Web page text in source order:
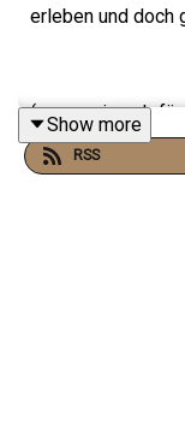
erleben und doch
(sorry einmal
scheint, als
Oder ich mit
Show more
RSS